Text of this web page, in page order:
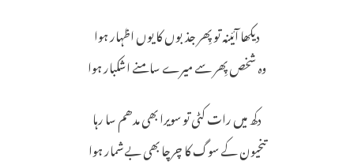
دیکھا آئینہ تو پِھر جذبوں کا یوں اظہار ہوا
وہ شخص پِھر سے میرے سامنے اشکبار ہوا
دکھ میں رات کٹی تو سویرا بھی مدھم سا رہا
تنحیون كے سوگ کا چرچا بھی بےشمار ہوا